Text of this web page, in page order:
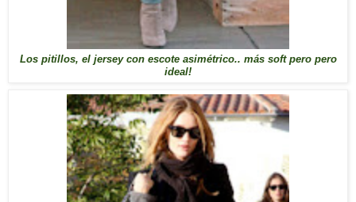
Los pitillos, el jersey con escote asimétrico.. más soft pero pero
ideal!